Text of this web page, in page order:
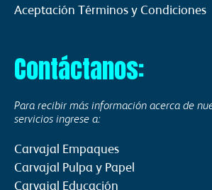
Aceptación Términos y Condiciones
Contáctanos:
Para recibir más información acerca de
servicios ingrese a:
Carvajal Empaques
Carvajal Pulpa y Papel
Carvajal Educación